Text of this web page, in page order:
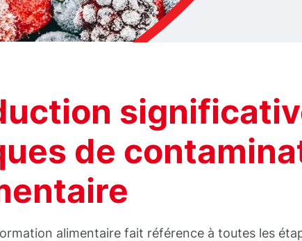
de
alimentaire fait référence à toutes les